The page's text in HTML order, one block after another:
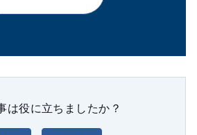
は役に立ちましたか？